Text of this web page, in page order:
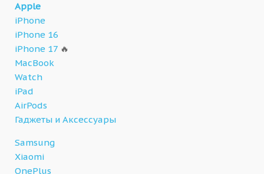
Apple
iPhone
iPhone 16
iPhone 17 🔥
MacBook
Watch
iPad
AirPods
Гаджеты и Аксессуары
Samsung
Xiaomi
OnePlus